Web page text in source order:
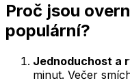
Proč jsou
populární?
Jednoduchost a
minut. Večer